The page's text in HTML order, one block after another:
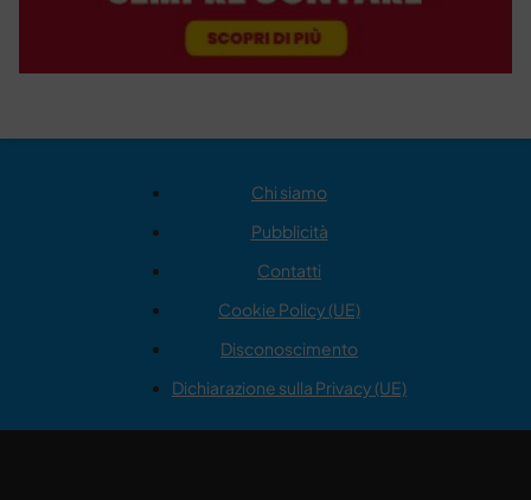
Chi siamo
Pubblicità
Contatti
Cookie Policy (UE)
Disconoscimento
Dichiarazione sulla Privacy (UE)